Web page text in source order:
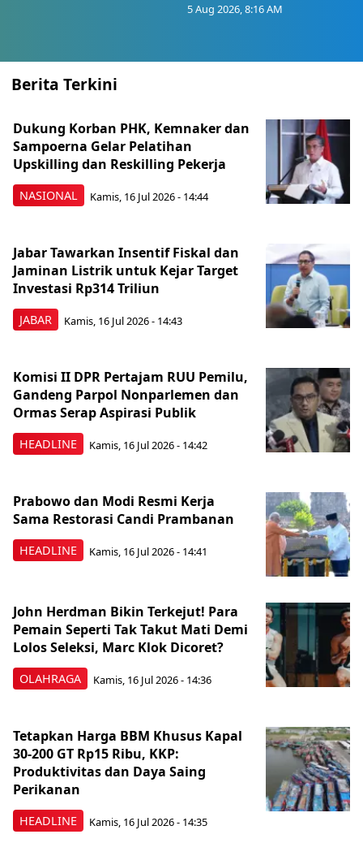
5 Aug 2026, 8:16 AM
Berita Terkini
NASIONAL
Dukung Korban PHK, Kemnaker dan
Sampoerna Gelar Pelatihan
Upskilling dan Reskilling Pekerja
Kamis, 16 Jul 2026 - 14:44
JABAR
Jabar Tawarkan Insentif Fiskal dan
Jaminan Listrik untuk Kejar Target
Investasi Rp314 Triliun
Kamis, 16 Jul 2026 - 14:43
HEADLINE
Komisi II DPR Pertajam RUU Pemilu,
Gandeng Parpol Nonparlemen dan
Ormas Serap Aspirasi Publik
Kamis, 16 Jul 2026 - 14:42
HEADLINE
Prabowo dan Modi Resmi Kerja
Sama Restorasi Candi Prambanan
Kamis, 16 Jul 2026 - 14:41
OLAHRAGA
John Herdman Bikin Terkejut! Para
Pemain Seperti Tak Takut Mati Demi
Lolos Seleksi, Marc Klok Dicoret?
Kamis, 16 Jul 2026 - 14:36
HEADLINE
Tetapkan Harga BBM Khusus Kapal
30-200 GT Rp15 Ribu, KKP:
Produktivitas dan Daya Saing
Perikanan
Kamis, 16 Jul 2026 - 14:35